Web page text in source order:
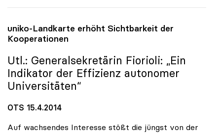
uniko-Landkarte erhöht Sichtbarkeit der
Kooperationen
Utl.: Generalsekretärin Fiorioli: „Ein
Indikator der Effizienz autonomer
Universitäten“
OTS 15.4.2014
Auf wachsendes Interesse stößt die jüngst von der